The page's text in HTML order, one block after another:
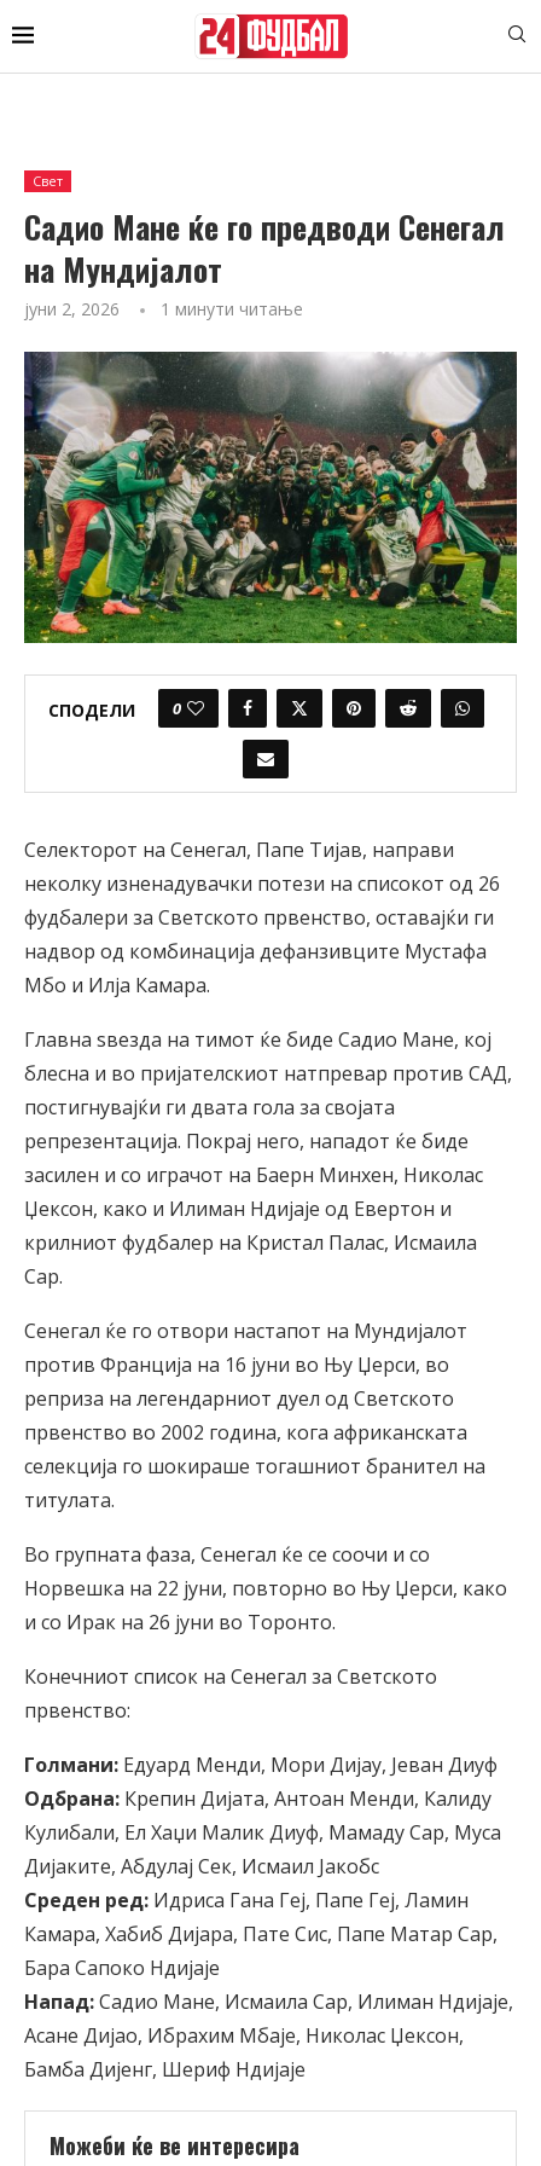
Свет
Садио Мане ќе го предводи Сенегал
на Мундијалот
јуни 2, 2026 1 минути читање
СПОДЕЛИ 0
Селекторот на Сенегал, Папе Тијав, направи
неколку изненадувачки потези на списокот од 26
фудбалери за Светското првенство, оставајќи ги
надвор од комбинација дефанзивците Мустафа
Мбо и Илја Камара.
Главна ѕвезда на тимот ќе биде Садио Мане, кој
блесна и во пријателскиот натпревар против САД,
постигнувајќи ги двата гола за својата
репрезентација. Покрај него, нападот ќе биде
засилен и со играчот на Баерн Минхен, Николас
Џексон, како и Илиман Ндијаје од Евертон и
крилниот фудбалер на Кристал Палас, Исмаила
Сар.
Сенегал ќе го отвори настапот на Мундијалот
против Франција на 16 јуни во Њу Џерси, во
реприза на легендарниот дуел од Светското
првенство во 2002 година, кога африканската
селекција го шокираше тогашниот бранител на
титулата.
Во групната фаза, Сенегал ќе се соочи и со
Норвешка на 22 јуни, повторно во Њу Џерси, како
и со Ирак на 26 јуни во Торонто.
Конечниот список на Сенегал за Светското
првенство:
Голмани: Едуард Менди, Мори Дијау, Јеван Диуф
Одбрана: Крепин Дијата, Антоан Менди, Калиду
Кулибали, Ел Хаџи Малик Диуф, Мамаду Сар, Муса
Дијаките, Абдулај Сек, Исмаил Јакобс
Среден ред: Идриса Гана Геј, Папе Геј, Ламин
Камара, Хабиб Дијара, Пате Сис, Папе Матар Сар,
Бара Сапоко Ндијаје
Напад:Садио Мане, Исмаила Сар, Илиман Ндијаје,
Асане Дијао, Ибрахим Мбаје, Николас Џексон,
Бамба Дијенг, Шериф Ндијаје
Можеби ќе ве интересира